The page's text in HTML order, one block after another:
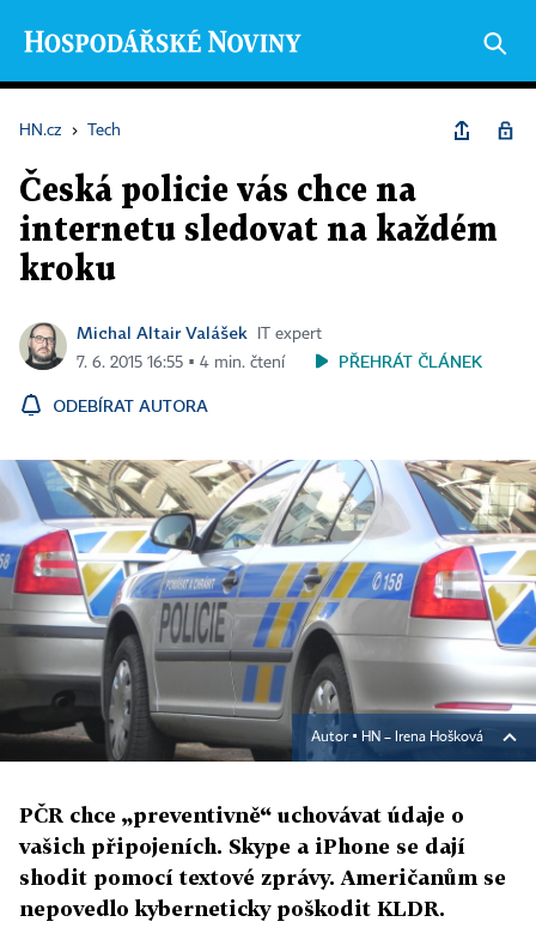
HN.cz › Tech
Česká policie vás chce na
internetu sledovat na každém
kroku
Michal Altair Valášek
IT expert
7. 6. 2015 16:55 ▪ 4 min. čtení
PŘEHRÁT ČLÁNEK
ODEBÍRAT AUTORA
Autor ▪ HN – Irena Hošková
PČR chce „preventivně“ uchovávat údaje o
vašich připojeních. Skype a iPhone se dají
shodit pomocí textové zprávy. Američanům se
nepovedlo kyberneticky poškodit KLDR.